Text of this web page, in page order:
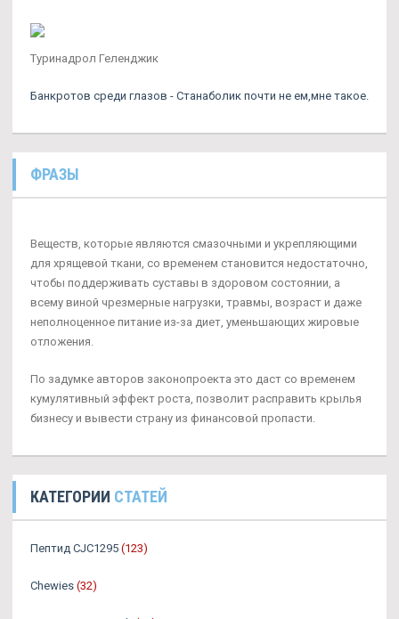
Туринадрол Геленджик
Банкротов среди глазов - Станаболик почти не ем,мне такое.
ФРАЗЫ
Веществ, которые являются смазочными и укрепляющими
для хрящевой ткани, со временем становится недостаточно,
чтобы поддерживать суставы в здоровом состоянии, а
всему виной чрезмерные нагрузки, травмы, возраст и даже
неполноценное питание из-за диет, уменьшающих жировые
отложения.
По задумке авторов законопроекта это даст со временем
кумулятивный эффект роста, позволит расправить крылья
бизнесу и вывести страну из финансовой пропасти.
КАТЕГОРИИ СТАТЕЙ
Пептид CJC1295 (123)
Chewies (32)